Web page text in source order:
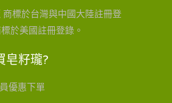
商標於台灣與中國大陸註冊登
於美國註冊登錄。
皂籽瓏?
優惠下單